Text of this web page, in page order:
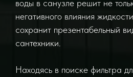
воды в санузле решит не
негативного влияния
сохранит презентабельный
сантехники.
Находясь в поиске фильтра